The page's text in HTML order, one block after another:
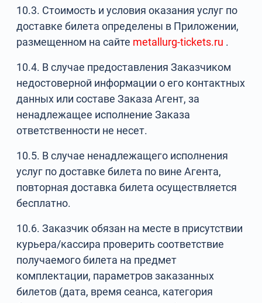
10.3. Стоимость и условия оказания услуг по
доставке билета определены в Приложении,
размещенном на сайте metallurg-tickets.ru .
10.4. В случае предоставления Заказчиком
недостоверной информации о его контактных
данных или составе Заказа Агент, за
ненадлежащее исполнение Заказа
ответственности не несет.
10.5. В случае ненадлежащего исполнения
услуг по доставке билета по вине Агента,
повторная доставка билета осуществляется
бесплатно.
10.6. Заказчик обязан на месте в присутствии
курьера/кассира проверить соответствие
получаемого билета на предмет
комплектации, параметров заказанных
билетов (дата, время сеанса, категория